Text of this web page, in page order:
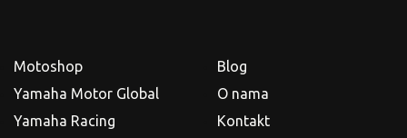
Motoshop
Yamaha Motor Global
Yamaha Racing
Blog
O nama
Kontakt